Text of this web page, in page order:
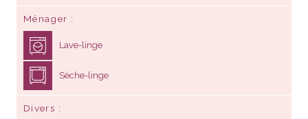
Ménager
Lave-linge
Sèche-linge
Divers